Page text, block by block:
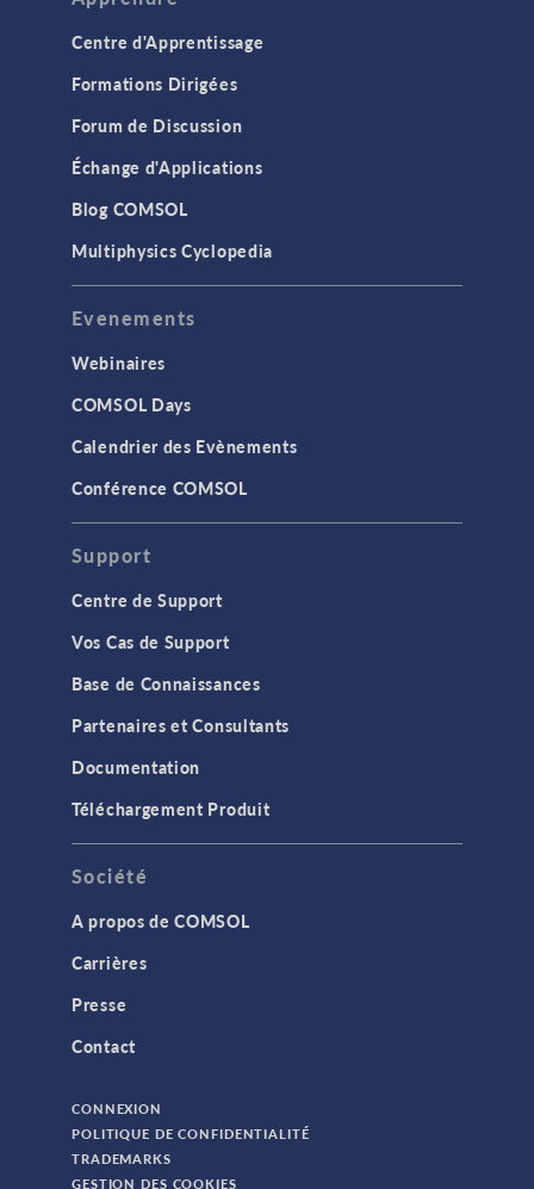
Centre d'Apprentissage
Formations Dirigées
Forum de Discussion
Échange d'Applications
Blog COMSOL
Multiphysics Cyclopedia
Evenements
Webinaires
COMSOL Days
Calendrier des Evènements
Conférence COMSOL
Support
Centre de Support
Vos Cas de Support
Base de Connaissances
Partenaires et Consultants
Documentation
Téléchargement Produit
Société
A propos de COMSOL
Carrières
Presse
Contact
CONNEXION
POLITIQUE DE CONFIDENTIALITÉ
TRADEMARKS
GESTION DES COOKIES